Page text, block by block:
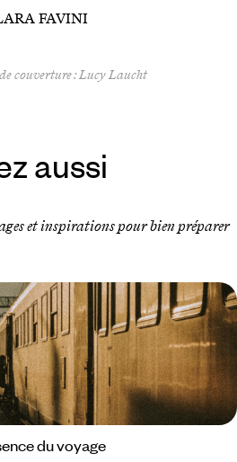
FAVINI
couverture : Lucy Laucht
aussi
et inspirations pour bien préparer
du voyage